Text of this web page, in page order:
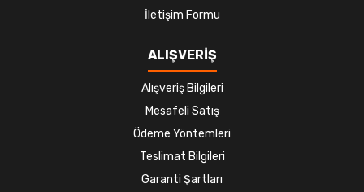
İletişim Formu
ALIŞVERİŞ
Alışveriş Bilgileri
Mesafeli Satış
Ödeme Yöntemleri
Teslimat Bilgileri
Garanti Şartları